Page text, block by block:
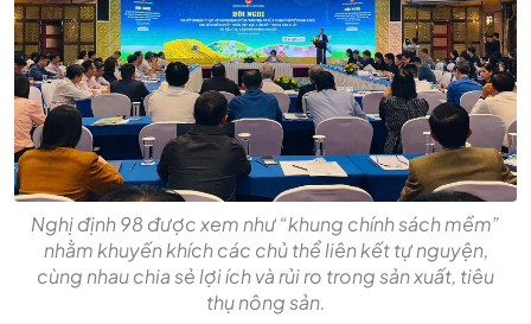
Nghị định 98 được xem như “khung chính sách mềm”
nhằm khuyến khích các chủ thể liên kết tự nguyện,
cùng nhau chia sẻ lợi ích và rủi ro trong sản xuất, tiêu
thụ nông sản.